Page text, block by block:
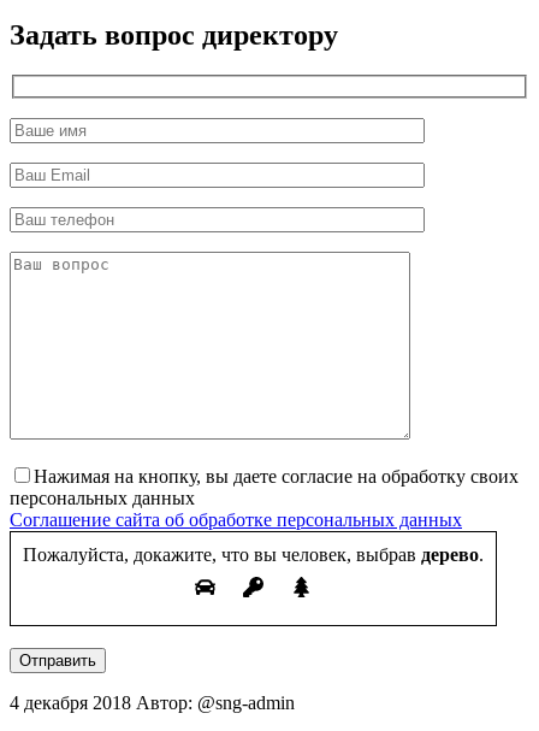
Задать вопрос директору
Нажимая на кнопку, вы даете согласие на обработку своих
персональных данных
Соглашение сайта об обработке персональных данных
Пожалуйста, докажите, что вы человек, выбрав дерево.
Отправить
4 декабря 2018 Автор: @sng-admin